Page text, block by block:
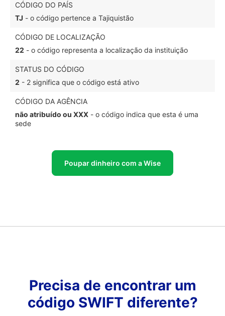
CÓDIGO DO PAÍS
TJ - o código pertence a Tajiquistão
CÓDIGO DE LOCALIZAÇÃO
22 - o código representa a localização da instituição
STATUS DO CÓDIGO
2 - 2 significa que o código está ativo
CÓDIGO DA AGÊNCIA
não atribuído ou XXX - o código indica que esta é uma
sede
Poupar dinheiro com a Wise
Precisa de encontrar um
código SWIFT diferente?